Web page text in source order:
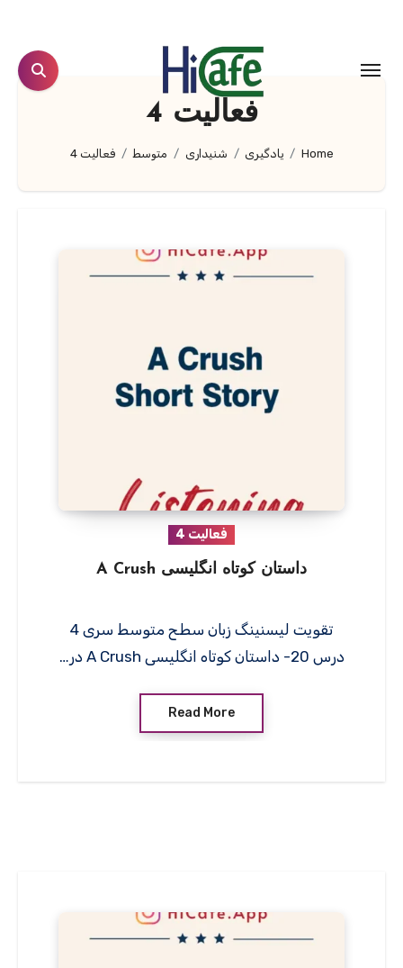
content
فعالیت 4
Home یادگیری شنیداری متوسط فعالیت 4
فعالیت 4
داستان کوتاه انگلیسی A Crush
تقویت لیسنینگ زبان سطح متوسط سری 4
درس 20- داستان کوتاه انگلیسی A Crush در…
Read More